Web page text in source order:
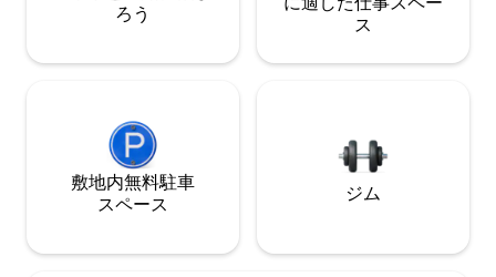
ろう
ス
敷地内無料駐⁠車
ス⁠ペ⁠ー⁠ス
ジム